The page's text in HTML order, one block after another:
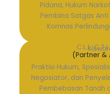
Pidana, Hukum
Pembina Satgas
Komnas
C.L.I.,
(Partner &
Praktisi Hukum,
Negosiator, dan
Pembebasan Tanah